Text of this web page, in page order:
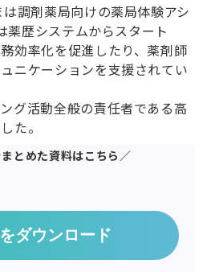
調剤薬局向けの薬局体験アシ
歴システムからスタート
効率化を促進したり、薬剤師
ニケーションを支援されてい
グ活動全般の責任者である高
た。
とめた資料はこちら／
ダウンロード